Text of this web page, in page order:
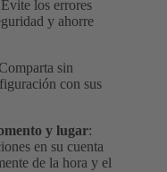
los errores
y ahorre
sin
con sus
y lugar:
en su cuenta
de la hora y el